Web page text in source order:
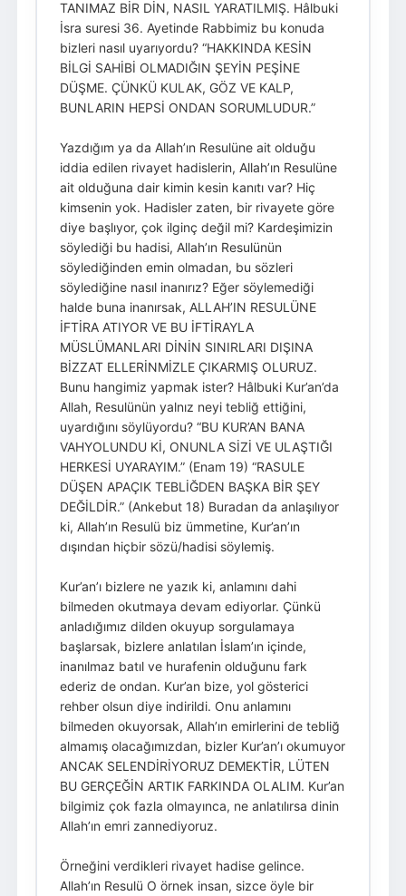
TANIMAZ BİR DİN, NASIL YARATILMIŞ. Hâlbuki
İsra suresi 36. Ayetinde Rabbimiz bu konuda
bizleri nasıl uyarıyordu? “HAKKINDA KESİN
BİLGİ SAHİBİ OLMADIĞIN ŞEYİN PEŞİNE
DÜŞME. ÇÜNKÜ KULAK, GÖZ VE KALP,
BUNLARIN HEPSİ ONDAN SORUMLUDUR.”
Yazdığım ya da Allah’ın Resulüne ait olduğu
iddia edilen rivayet hadislerin, Allah’ın Resulüne
ait olduğuna dair kimin kesin kanıtı var? Hiç
kimsenin yok. Hadisler zaten, bir rivayete göre
diye başlıyor, çok ilginç değil mi? Kardeşimizin
söylediği bu hadisi, Allah’ın Resulünün
söylediğinden emin olmadan, bu sözleri
söylediğine nasıl inanırız? Eğer söylemediği
halde buna inanırsak, ALLAH’IN RESULÜNE
İFTİRA ATIYOR VE BU İFTİRAYLA
MÜSLÜMANLARI DİNİN SINIRLARI DIŞINA
BİZZAT ELLERİNMİZLE ÇIKARMIŞ OLURUZ.
Bunu hangimiz yapmak ister? Hâlbuki Kur’an’da
Allah, Resulünün yalnız neyi tebliğ ettiğini,
uyardığını söylüyordu? “BU KUR’AN BANA
VAHYOLUNDU Kİ, ONUNLA SİZİ VE ULAŞTIĞI
HERKESİ UYARAYIM.” (Enam 19) “RASULE
DÜŞEN APAÇIK TEBLİĞDEN BAŞKA BİR ŞEY
DEĞİLDİR.” (Ankebut 18) Buradan da anlaşılıyor
ki, Allah’ın Resulü biz ümmetine, Kur’an’ın
dışından hiçbir sözü/hadisi söylemiş.
Kur’an’ı bizlere ne yazık ki, anlamını dahi
bilmeden okutmaya devam ediyorlar. Çünkü
anladığımız dilden okuyup sorgulamaya
başlarsak, bizlere anlatılan İslam’ın içinde,
inanılmaz batıl ve hurafenin olduğunu fark
ederiz de ondan. Kur’an bize, yol gösterici
rehber olsun diye indirildi. Onu anlamını
bilmeden okuyorsak, Allah’ın emirlerini de tebliğ
almamış olacağımızdan, bizler Kur’an’ı okumuyor
ANCAK SELENDİRİYORUZ DEMEKTİR, LÜTEN
BU GERÇEĞİN ARTIK FARKINDA OLALIM. Kur’an
bilgimiz çok fazla olmayınca, ne anlatılırsa dinin
Allah’ın emri zannediyoruz.
Örneğini verdikleri rivayet hadise gelince.
Allah’ın Resulü O örnek insan, sizce öyle bir